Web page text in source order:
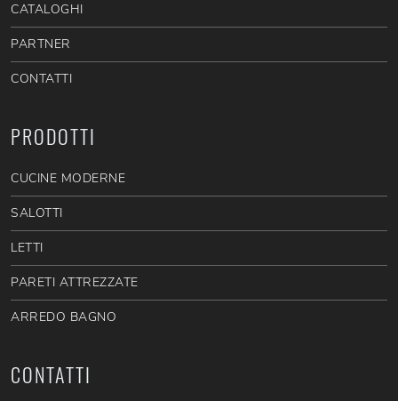
CATALOGHI
PARTNER
CONTATTI
PRODOTTI
CUCINE MODERNE
SALOTTI
LETTI
PARETI ATTREZZATE
ARREDO BAGNO
CONTATTI